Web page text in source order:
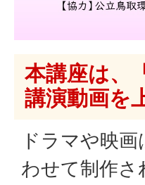
本講座は、
講演動画を
ドラマや映
わせて制作さ